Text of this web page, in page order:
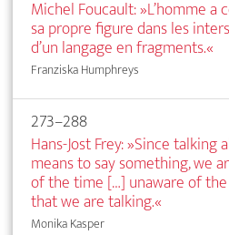
Michel Foucault: »L’homme a
sa propre figure dans les
d’un langage en fragments.«
Franziska Humphreys
273–288
Hans-Jost Frey: »Since talking
means to say something, we
of the time […] unaware of
that we are talking.«
Monika Kasper